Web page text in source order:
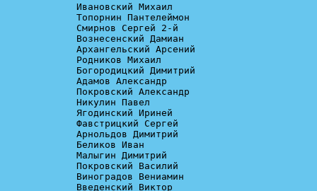
Ивановский Михаил
Топорнин Пантелеймон
Смирнов Сергей 2-й
Вознесенский Дамиан
Архангельский Арсений
Родников Михаил
Богородицкий Димитрий
Адамов Александр
Покровский Александр
Никулин Павел
Ягодинский Ириней
Фавстрицкий Сергей
Арнольдов Димитрий
Беликов Иван
Малыгин Димитрий
Покровский Василий
Виноградов Вениамин
Введенский Виктор